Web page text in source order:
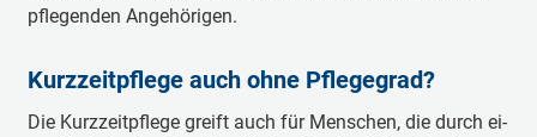
pfle­gen­den An­ge­hö­ri­gen.
Kurz­zeit­pfle­ge auch ohne Pfle­ge­grad?
Die Kurz­zeit­pfle­ge greift auch für Men­schen, die durch ei­